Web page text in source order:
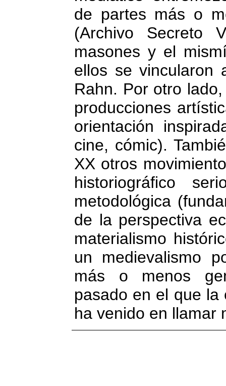
de partes más o
(Archivo Secreto
masones y el
ellos se vincularon
Rahn. Por otro
producciones
orientación
cine, cómic).
XX otros
historiográfico
metodológica
de la perspectiva
materialismo
un medievalismo
más o menos
pasado en el que la
ha venido en llamar